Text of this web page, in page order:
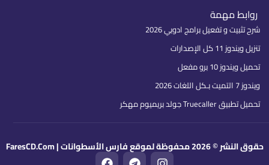
روابط مهمة
شرح تثبيت و تفعيل برامج ادوبي 2026
تنزيل ويندوز 11 كل الإصدارات
تحميل ويندوز 10 برو مفعل
ويندوز 7 التميت بـكل اللغات 2026
تحميل تطبيق Truecaller جولد بريميوم مهكر
حقوق النشر © 2026 محفوظة لموقع فارس الأسطوانات | FaresCD.Com I
T
F